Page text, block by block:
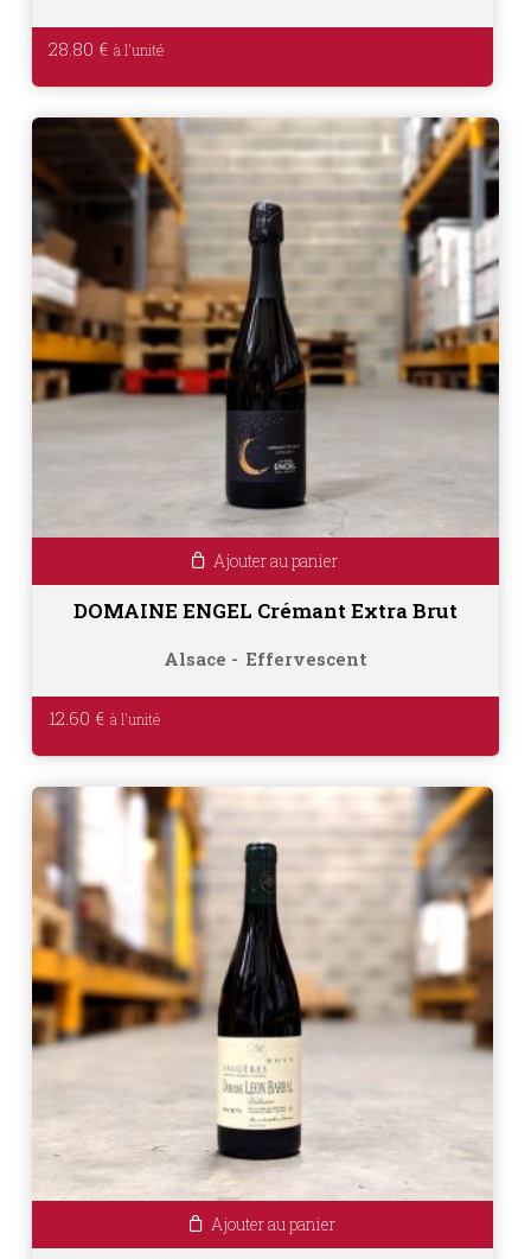
28.80 €
Ajouter au panier
DOMAINE ENGEL Crémant Extra Brut
Alsace Effervescent
12.60 €
Ajouter au panier